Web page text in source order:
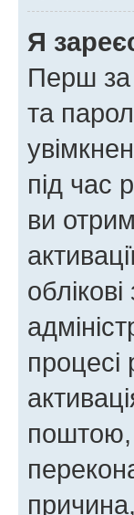
Я
Перш за
та
під час
ви
процесі
поштою,